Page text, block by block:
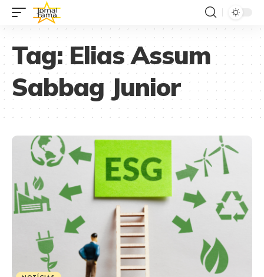
Tag:Elias Assum
Sabbag Junior